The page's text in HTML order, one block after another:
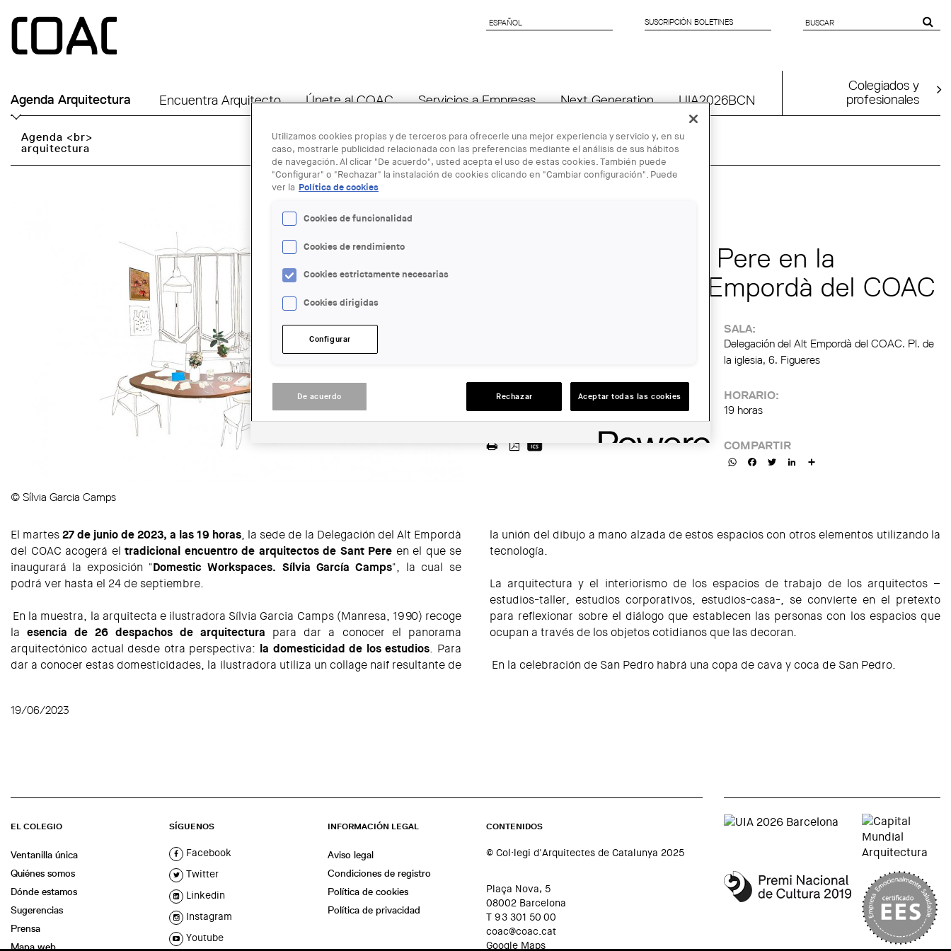
ESPAÑOL
ESPAÑOL SUSCRIPCIÓN BOLETINES
FORM
Agenda Arquitectura Encuentra Arquitecto Únete al COAC Servicios a Empresas Next Generation UIA2026BCN
Colegiados y
profesionales
Agenda <br>
arquitectura
© Sílvia Garcia Camps
Encuentro de Sant Pere en la
Delegación del Alt Empordà del COAC
LUGAR:
Figueres
SALA:
Delegación del Alt Empordà del COAC. Pl. de
la iglesia, 6. Figueres
HORARIO:
19 horas
COMPARTIR
WhatsAppFacebookTwitterLinkedIn
El martes27 de junio de 2023, a las 19 horas, la sede de la Delegación del Alt Empordà
del COAC acogerá el tradicional encuentro de arquitectos de Sant Pere en el que se
inaugurará la exposición "Domestic Workspaces. Sílvia García Camps", la cual se
podrá ver hasta el 24 de septiembre.
En la muestra, la arquitecta e ilustradora Sílvia Garcia Camps (Manresa, 1990) recoge
la esencia de 26 despachos de arquitectura para dar a conocer el panorama
arquitectónico actual desde otra perspectiva: la domesticidad de los estudios. Para
dar a conocer estas domesticidades, la ilustradora utiliza un collage naif resultante de
la unión del dibujo a mano alzada de estos espacios con otros elementos utilizando la
tecnología.
La arquitectura y el interiorismo de los espacios de trabajo de los arquitectos –
estudios-taller, estudios corporativos, estudios-casa-, se convierte en el pretexto
para reflexionar sobre el diálogo que establecen las personas con los espacios que
ocupan a través de los objetos cotidianos que las decoran.
En la celebración de San Pedro habrá una copa de cava y coca de San Pedro.
19/06/2023
EL COLEGIO
Ventanilla única
Quiénes somos
Dónde estamos
Sugerencias
Prensa
Mapa web
SÍGUENOS
Facebook
Twitter
Linkedin
Instagram
Youtube
INFORMACIÓN LEGAL
Aviso legal
Condiciones de registro
Política de cookies
Política de privacidad
CONTENIDOS
© Col·legi d'Arquitectes de Catalunya 2025
Plaça Nova, 5
08002 Barcelona
T 93 301 50 00
coac@coac.cat
Google Maps
Utilizamos cookies propias y de terceros para ofrecerle una mejor experiencia y servicio y, en su
caso, mostrarle publicidad relacionada con las preferencias mediante el análisis de sus hábitos
de navegación. Al clicar "De acuerdo", usted acepta el uso de estas cookies. También puede
"Configurar" o "Rechazar" la instalación de cookies clicando en "Cambiar configuración". Puede
ver la Política de cookies
Cookies de funcionalidad
Cookies de rendimiento
Cookies estrictamente necesarias
Cookies dirigidas
Configurar
De acuerdo Rechazar Aceptar todas las cookies